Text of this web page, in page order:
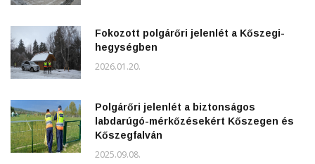
Fokozott polgárőri jelenlét a Kőszegi-
hegységben
2026.01.20.
Polgárőri jelenlét a biztonságos
labdarúgó-mérkőzésekért Kőszegen és
Kőszegfalván
2025.09.08.